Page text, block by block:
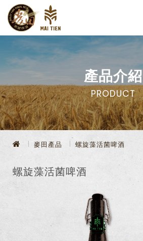
產品介紹
PRODUCT
麥田產品 螺旋藻活菌啤酒
螺旋藻活菌啤酒